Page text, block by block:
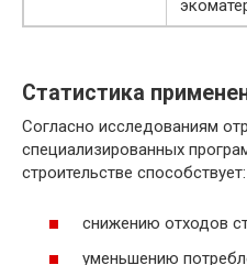
Статистика
Согласно исследованиям
специализированных
строительстве способствует:
снижению отходов
уменьшению